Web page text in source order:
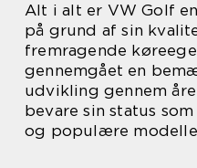
Alt i alt er VW Golf
på grund af sin
fremragende
gennemgået en
udvikling gennem
bevare sin status
og populære